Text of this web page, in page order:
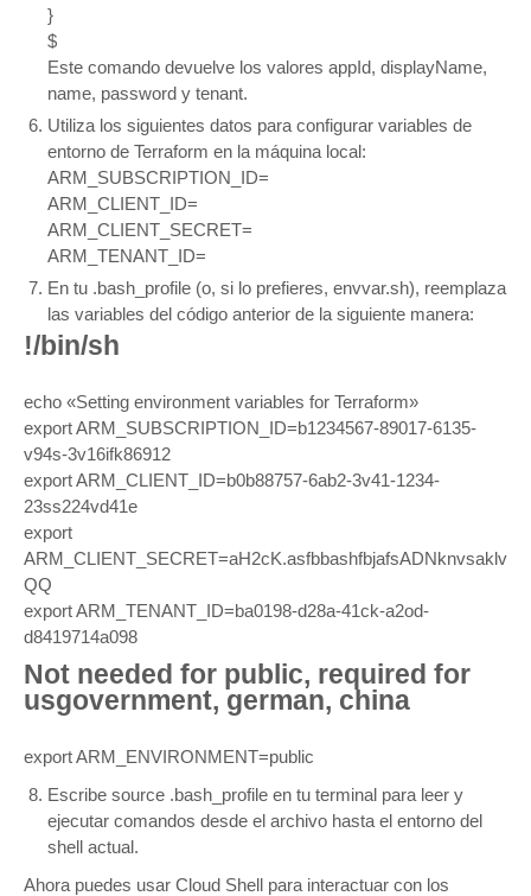
}
$
Este comando devuelve los valores appId, displayName,
name, password y tenant.
Utiliza los siguientes datos para configurar variables de
entorno de Terraform en la máquina local:
ARM_SUBSCRIPTION_ID=
ARM_CLIENT_ID=
ARM_CLIENT_SECRET=
ARM_TENANT_ID=
En tu .bash_profile (o, si lo prefieres, envvar.sh), reemplaza
las variables del código anterior de la siguiente manera:
!/bin/sh
echo «Setting environment variables for Terraform»
export ARM_SUBSCRIPTION_ID=b1234567-89017-6135-
v94s-3v16ifk86912
export ARM_CLIENT_ID=b0b88757-6ab2-3v41-1234-
23ss224vd41e
export
ARM_CLIENT_SECRET=aH2cK.asfbbashfbjafsADNknvsaklv
QQ
export ARM_TENANT_ID=ba0198-d28a-41ck-a2od-
d8419714a098
Not needed for public, required for
usgovernment, german, china
export ARM_ENVIRONMENT=public
Escribe source .bash_profile en tu terminal para leer y
ejecutar comandos desde el archivo hasta el entorno del
shell actual.
Ahora puedes usar Cloud Shell para interactuar con los